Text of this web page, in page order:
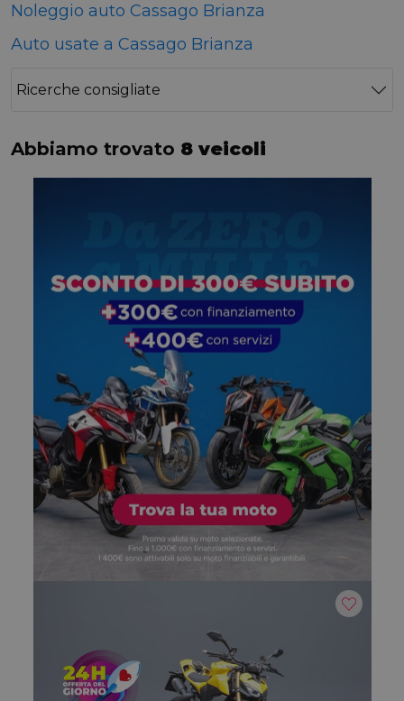
Noleggio auto Cassago Brianza
Auto usate a Cassago Brianza
Ricerche consigliate
Abbiamo trovato 8 veicoli